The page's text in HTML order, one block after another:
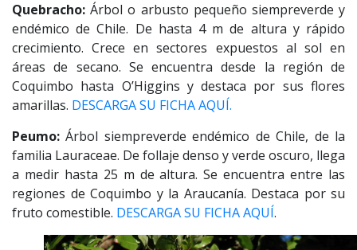
Quebracho: Árbol o arbusto pequeño siempreverde y
endémico de Chile. De hasta 4 m de altura y rápido
crecimiento. Crece en sectores expuestos al sol en
áreas de secano. Se encuentra desde la región de
Coquimbo hasta O’Higgins y destaca por sus flores
amarillas. DESCARGA SU FICHA AQUÍ.
Peumo: Árbol siempreverde endémico de Chile, de la
familia Lauraceae. De follaje denso y verde oscuro, llega
a medir hasta 25 m de altura. Se encuentra entre las
regiones de Coquimbo y la Araucanía. Destaca por su
fruto comestible. DESCARGA SU FICHA AQUÍ.